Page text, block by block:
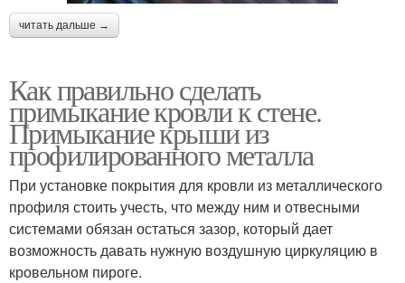
читать дальше →
Как правильно сделать
примыкание кровли к стене.
Примыкание крыши из
профилированного металла
При установке покрытия для кровли из металлического
профиля стоить учесть, что между ним и отвесными
системами обязан остаться зазор, который дает
возможность давать нужную воздушную циркуляцию в
кровельном пироге.